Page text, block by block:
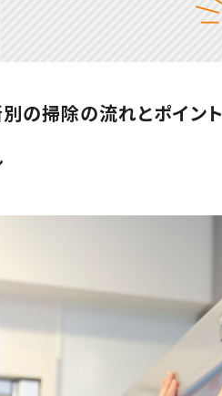
の掃除の流れとポイント